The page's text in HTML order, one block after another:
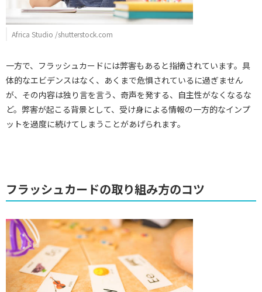
Africa Studio /shutterstock.com
一方で、フラッシュカードには弊害もあると指摘されています。具
体的なエビデンスはなく、あくまで危惧されているに過ぎません
が、その内容は独り言を言う、奇声を発する、自主性がなくなるな
ど。弊害が起こる背景として、受け身による情報の一方的なインプ
ットを過度に続けてしまうことがあげられます。
フラッシュカードの取り組み方のコツ